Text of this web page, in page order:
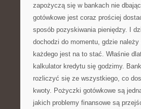
zapożyczą się w bankach nie
gotówkowe jest coraz prościej
sposób pozyskiwania pieniędzy. I
dochodzi do momentu, gdzie
każdego jest na to stać. Właśnie
kalkulator kredytu się godzimy.
rozliczyć się ze wszystkiego, co
kwoty. Pożyczki gotówkowe są
jakich problemy finansowe są